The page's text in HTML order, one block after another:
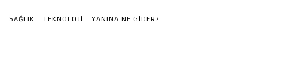
SAĞLIK TEKNOLOJI YANINA NE GIDER?